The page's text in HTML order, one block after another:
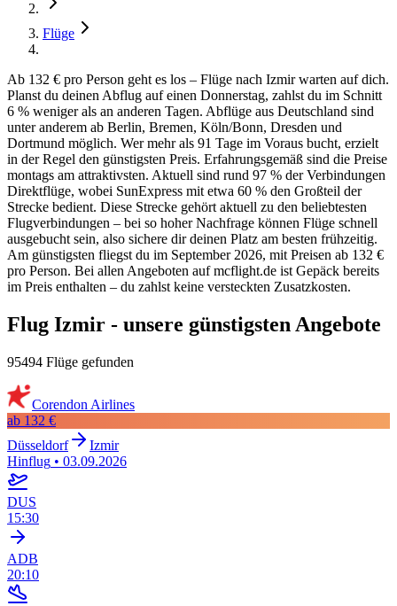
Flüge
Ab 132 € pro Person geht es los – Flüge nach Izmir warten auf dich.
Planst du deinen Abflug auf einen Donnerstag, zahlst du im Schnitt
6 % weniger als an anderen Tagen. Abflüge aus Deutschland sind
unter anderem ab Berlin, Bremen, Köln/Bonn, Dresden und
Dortmund möglich. Wer mehr als 91 Tage im Voraus bucht, erzielt
in der Regel den günstigsten Preis. Erfahrungsgemäß sind die Preise
montags am attraktivsten. Aktuell sind rund 97 % der Verbindungen
Direktflüge, wobei SunExpress mit etwa 60 % den Großteil der
Strecke bedient. Diese Strecke gehört aktuell zu den beliebtesten
Flugverbindungen – bei so hoher Nachfrage können Flüge schnell
ausgebucht sein, also sichere dir deinen Platz am besten frühzeitig.
Am günstigsten fliegst du im September 2026, mit Preisen ab 132 €
pro Person. Bei allen Angeboten auf mcflight.de ist Gepäck bereits
im Preis enthalten – du zahlst keine versteckten Zusatzkosten.
Flug Izmir - unsere günstigsten Angebote
95494 Flüge gefunden
Corendon Airlines
ab 132 €
Düsseldorf
Izmir
Hinflug • 03.09.2026
DUS
15:30
ADB
20:10